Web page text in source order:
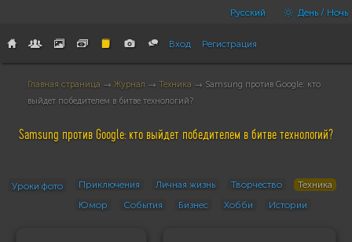
Русский День / Ночь
Вход Регистрация
Главная страница → Журнал → Техника → Samsung против Google: кто
выйдет победителем в битве технологий?
Samsung против Google: кто выйдет победителем в битве технологий?
Уроки фото Приключения Личная жизнь Творчество
Техника
Юмор
События Бизнес Хобби Истории